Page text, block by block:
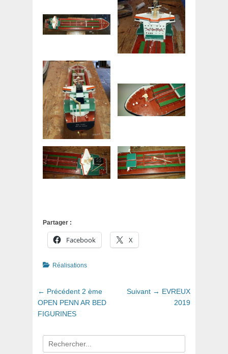
Partager :
Facebook X
Catégories
Réalisations
Navigation
de
l’article
← Précédent Article
précédent
2 ème
OPEN PENN AR BED
FIGURINES
Suivant → Article
suivant
EVREUX
2019
Recherche
pour